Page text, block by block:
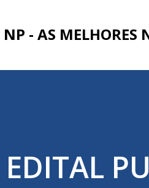
NP - AS MELHORES
EDITAL